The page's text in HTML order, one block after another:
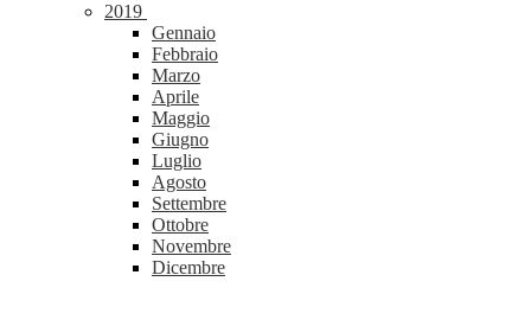
2019
Gennaio
Febbraio
Marzo
Aprile
Maggio
Giugno
Luglio
Agosto
Settembre
Ottobre
Novembre
Dicembre